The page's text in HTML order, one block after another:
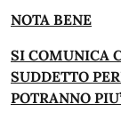
NOTA BENE
SI COMUNICA
SUDDETTO
POTRANNO